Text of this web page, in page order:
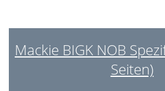
Mackie BIGK NOB
Seiten)